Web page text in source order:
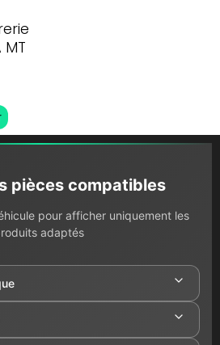
pièces compatibles
pour afficher uniquement les
adaptés